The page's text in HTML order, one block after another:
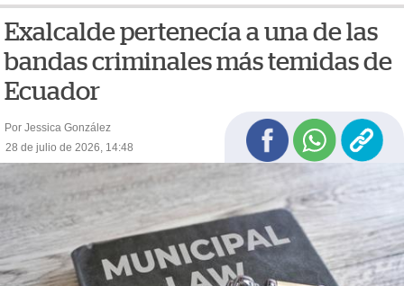
Exalcalde pertenecía a una de las
bandas criminales más temidas de
Ecuador
Por Jessica González
28 de julio de 2026, 14:48